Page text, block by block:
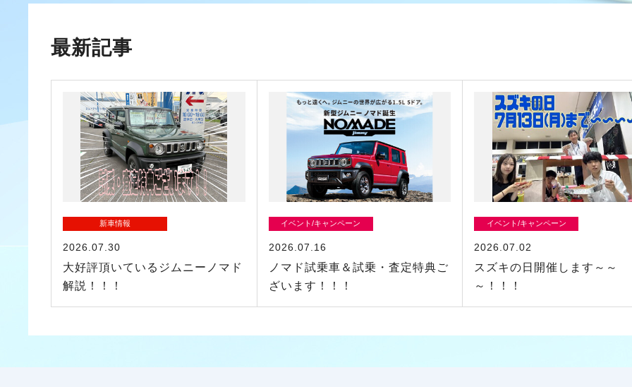
最新記事
新車情報
2026.07.30
大好評頂いているジムニーノマド
解説！！！
イベント/キャンペーン
2026.07.16
ノマド試乗車＆試乗・査定特典ご
ざいます！！！
イベント/キャンペーン
2026.07.02
スズキの日開催します～～
～！！！